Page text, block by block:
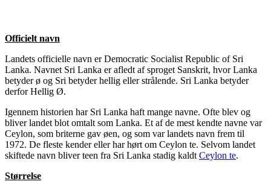
Officielt navn
Landets officielle navn er Democratic Socialist Republic of Sri
Lanka. Navnet Sri Lanka er afledt af sproget Sanskrit, hvor Lanka
betyder ø og Sri betyder hellig eller strålende. Sri Lanka betyder
derfor Hellig Ø.
Igennem historien har Sri Lanka haft mange navne. Ofte blev og
bliver landet blot omtalt som Lanka. Et af de mest kendte navne var
Ceylon, som briterne gav øen, og som var landets navn frem til
1972. De fleste kender eller har hørt om Ceylon te. Selvom landet
skiftede navn bliver teen fra Sri Lanka stadig kaldt Ceylon te.
Størrelse